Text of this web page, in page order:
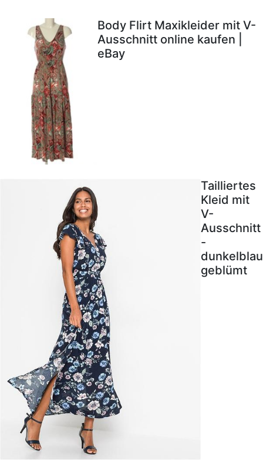
Body Flirt Maxikleider mit V-
Ausschnitt online kaufen |
eBay
Tailliertes
Kleid mit
V-
Ausschnitt
-
dunkelblau
geblümt